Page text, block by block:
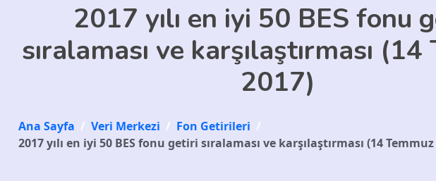
2017 yılı en iyi 50 BES fonu
sıralaması ve karşılaştırması
2017)
Ana Sayfa / Veri Merkezi / Fon Getirileri /
2017 yılı en iyi 50 BES fonu getiri sıralaması ve karşılaştırması (14 Temmuz